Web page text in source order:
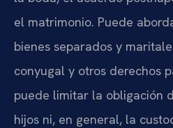
el matrimonio. Puede
bienes separados y
conyugal y otros derechos
puede limitar la obligación
hijos ni, en general, la